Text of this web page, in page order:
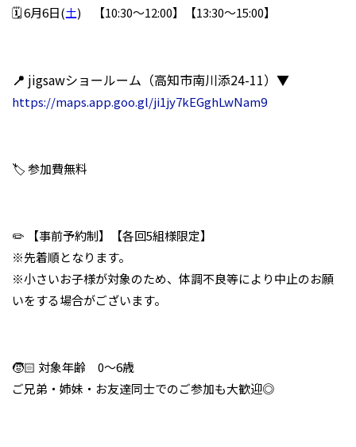
🗓️ 6月6日(土) 【10:30～12:00】【13:30～15:00】
📍 jigsawショールーム（高知市南川添24-11）▼
https://maps.app.goo.gl/ji1jy7kEGghLwNam9
🏷️ 参加費無料
✏️ 【事前予約制】【各回5組様限定】
※先着順となります。
※小さいお子様が対象のため、体調不良等により中止のお願
いをする場合がございます。
🧒🏻 対象年齢 0～6歳
ご兄弟・姉妹・お友達同士でのご参加も大歓迎◎